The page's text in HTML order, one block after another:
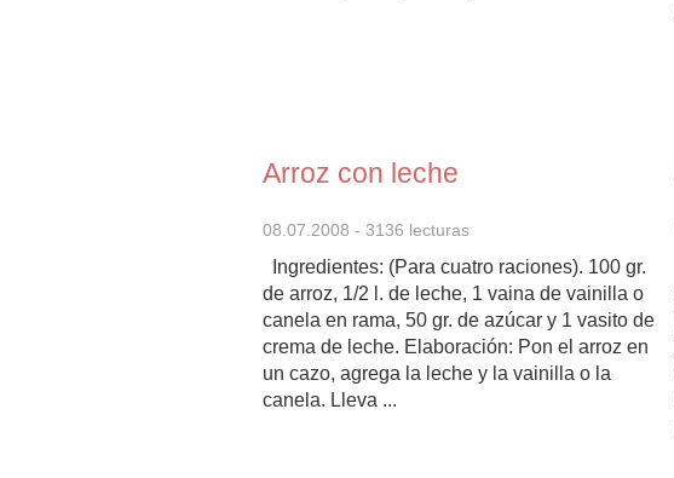
Arroz con leche
08.07.2008 - 3136 lecturas
Ingredientes: (Para cuatro raciones). 100 gr.
de arroz, 1/2 l. de leche, 1 vaina de vainilla o
canela en rama, 50 gr. de azúcar y 1 vasito de
crema de leche. Elaboración: Pon el arroz en
un cazo, agrega la leche y la vainilla o la
canela. Lleva ...